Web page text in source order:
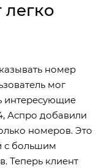
легко
номер
мог
интересующие
Аспро добавили
номеров. Это
с большим
Теперь клиент